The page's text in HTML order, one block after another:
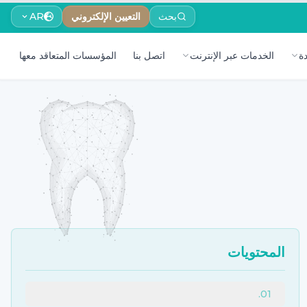
بحث التعيين الإلكتروني AR
الخدمات عبر الإنترنت اتصل بنا المؤسسات المتعاقد معها
المحتويات
01
.